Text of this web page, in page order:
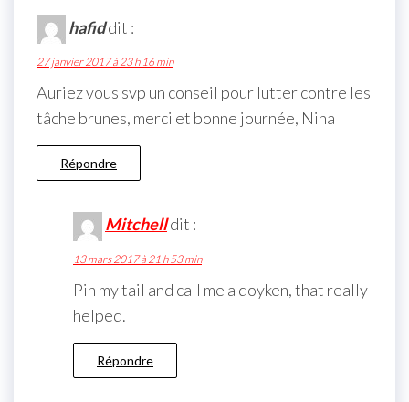
hafiddit :
27 janvier 2017 à 23 h 16 min
Auriez vous svp un conseil pour lutter contre les
tâche brunes, merci et bonne journée, Nina
Répondre
Mitchelldit :
13 mars 2017 à 21 h 53 min
Pin my tail and call me a doyken, that really
helped.
Répondre